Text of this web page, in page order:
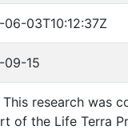
03T10:12:37Z
09-15
research was
of the Life Terra